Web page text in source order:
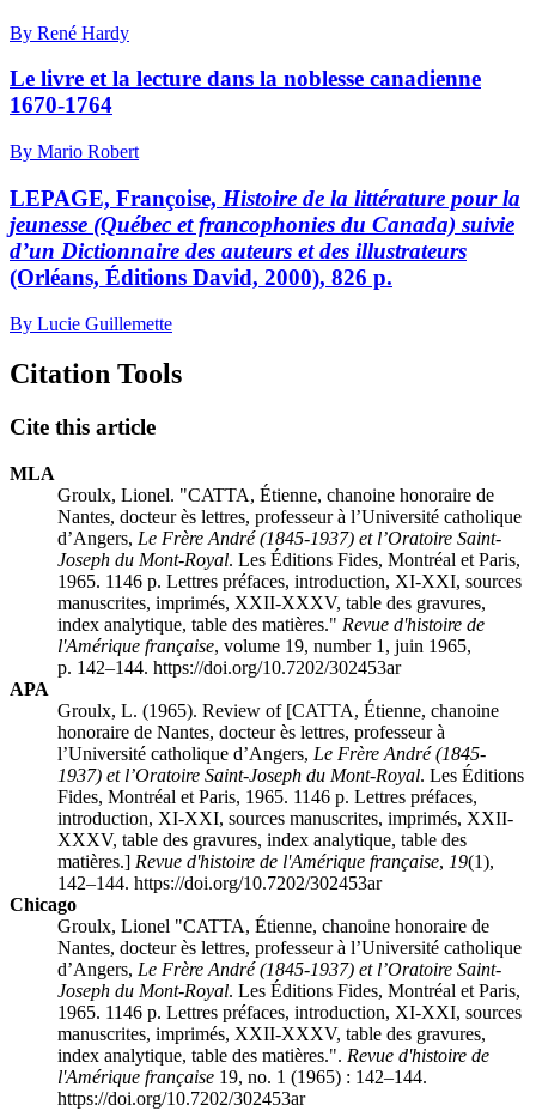
By René Hardy
Le livre et la lecture dans la noblesse canadienne
1670-1764
By Mario Robert
LEPAGE, Françoise, Histoire de la littérature pour la
jeunesse (Québec et francophonies du Canada) suivie
d’un Dictionnaire des auteurs et des illustrateurs
(Orléans, Éditions David, 2000), 826 p.
By Lucie Guillemette
Citation Tools
Cite this article
MLA
Groulx, Lionel. "CATTA, Étienne, chanoine honoraire de
Nantes, docteur ès lettres, professeur à l’Université catholique
d’Angers, Le Frère André (1845-1937) et l’Oratoire Saint-
Joseph du Mont-Royal. Les Éditions Fides, Montréal et Paris,
1965. 1146 p. Lettres préfaces, introduction, XI-XXI, sources
manuscrites, imprimés, XXII-XXXV, table des gravures,
index analytique, table des matières." Revue d'histoire de
l'Amérique française, volume 19, number 1, juin 1965,
p. 142–144. https://doi.org/10.7202/302453ar
APA
Groulx, L. (1965). Review of [CATTA, Étienne, chanoine
honoraire de Nantes, docteur ès lettres, professeur à
l’Université catholique d’Angers, Le Frère André (1845-
1937) et l’Oratoire Saint-Joseph du Mont-Royal. Les Éditions
Fides, Montréal et Paris, 1965. 1146 p. Lettres préfaces,
introduction, XI-XXI, sources manuscrites, imprimés, XXII-
XXXV, table des gravures, index analytique, table des
matières.] Revue d'histoire de l'Amérique française, 19(1),
142–144. https://doi.org/10.7202/302453ar
Chicago
Groulx, Lionel "CATTA, Étienne, chanoine honoraire de
Nantes, docteur ès lettres, professeur à l’Université catholique
d’Angers, Le Frère André (1845-1937) et l’Oratoire Saint-
Joseph du Mont-Royal. Les Éditions Fides, Montréal et Paris,
1965. 1146 p. Lettres préfaces, introduction, XI-XXI, sources
manuscrites, imprimés, XXII-XXXV, table des gravures,
index analytique, table des matières.". Revue d'histoire de
l'Amérique française 19, no. 1 (1965) : 142–144.
https://doi.org/10.7202/302453ar